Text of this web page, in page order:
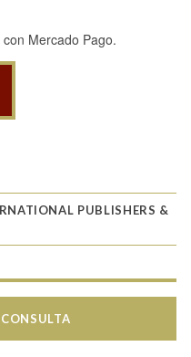
con Mercado Pago.
PUBLISHERS &